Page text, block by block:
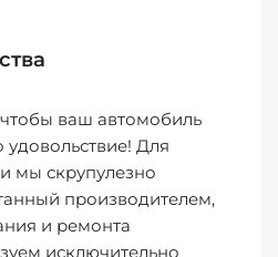
ваш автомобиль
удовольствие! Для
мы скрупулезно
производителем,
и ремонта
исключительно